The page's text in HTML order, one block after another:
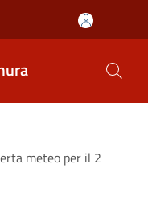
meteo per il 2